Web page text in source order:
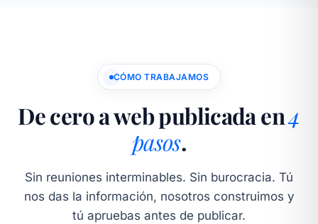
CÓMO TRABAJAMOS
De cero a web publicada en4
pasos.
Sin reuniones interminables. Sin burocracia. Tú
nos das la información, nosotros construimos y
tú apruebas antes de publicar.